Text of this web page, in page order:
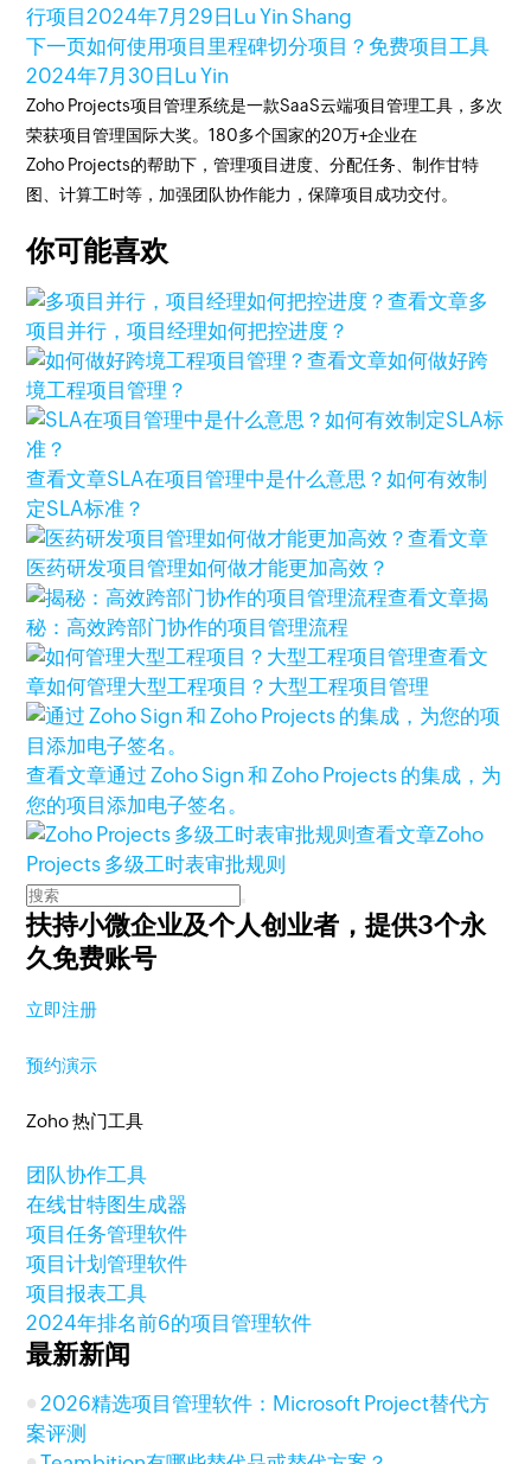
行项目2024年7月29日 Lu Yin Shang
下一页如何使用项目里程碑切分项目？免费项目工具
2024年7月30日 Lu Yin
Zoho Projects项目管理系统是一款SaaS云端项目管理工具，多次
荣获项目管理国际大奖。180多个国家的20万+企业在
Zoho Projects的帮助下，管理项目进度、分配任务、制作甘特
图、计算工时等，加强团队协作能力，保障项目成功交付。
你可能喜欢
查看文章多
项目并行，项目经理如何把控进度？
查看文章如何做好跨
境工程项目管理？
查看文章SLA在项目管理中是什么意思？如何有效制
定SLA标准？
查看文章
医药研发项目管理如何做才能更加高效？
查看文章揭
秘：高效跨部门协作的项目管理流程
查看文
章如何管理大型工程项目？大型工程项目管理
查看文章通过 Zoho Sign 和 Zoho Projects 的集成，为
您的项目添加电子签名。
查看文章Zoho
Projects 多级工时表审批规则
扶持小微企业及个人创业者，提供3个永
久免费账号
立即注册
预约演示
Zoho 热门工具
团队协作工具
在线甘特图生成器
项目任务管理软件
项目计划管理软件
项目报表工具
2024年排名前6的项目管理软件
最新新闻
2026精选项目管理软件：Microsoft Project替代方
案评测